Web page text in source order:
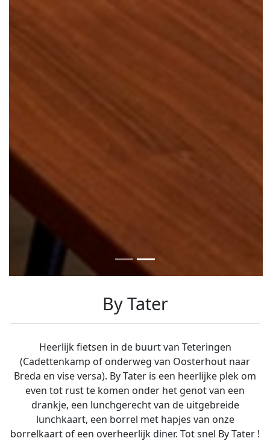
By Tater
Heerlijk fietsen in de buurt van Teteringen
(Cadettenkamp of onderweg van Oosterhout naar
Breda en vise versa). By Tater is een heerlijke plek om
even tot rust te komen onder het genot van een
drankje, een lunchgerecht van de uitgebreide
lunchkaart, een borrel met hapjes van onze
borrelkaart of een overheerlijk diner. Tot snel By Tater !